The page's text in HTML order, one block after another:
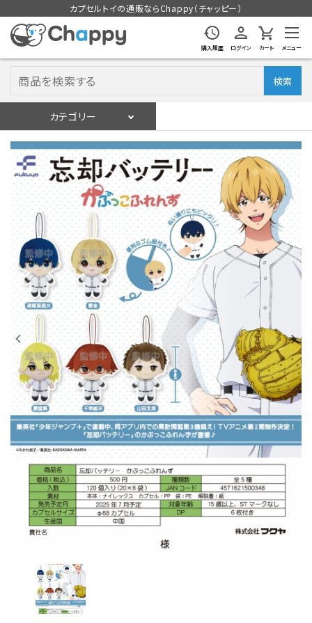
カプセルトイの通販ならChappy（チャッピー）
購入履歴 ログイン カート メニュー
検索
カテゴリー
ログイン 会員登録
入荷スケジュールをチェック
カプセルトイマシン本体
カプセルトイ
販促用空カプセル
レンタル
景品・玩具・文具
販促用カプセルトイ
よくあるご質問
ご利用ガイド
06-6282-7659